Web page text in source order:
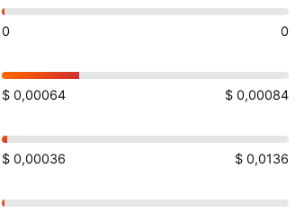
0 0
$ 0,00064 $ 0,00084
$ 0,00036 $ 0,0136